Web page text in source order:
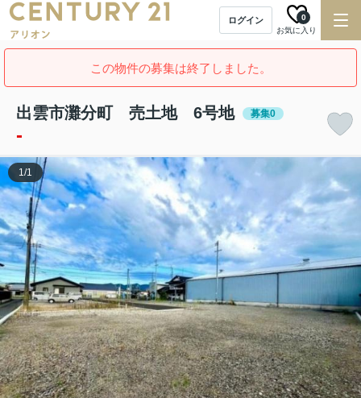
ログイン
お気に入り
0
この物件の募集は終了しました。
出雲市灘分町 売土地 6号地 募集0
-
1/1